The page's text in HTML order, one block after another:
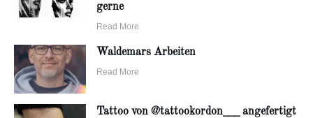
gerne
Read More
Waldemars Arbeiten
Read More
Tattoo von @tattookordon___ angefertigt